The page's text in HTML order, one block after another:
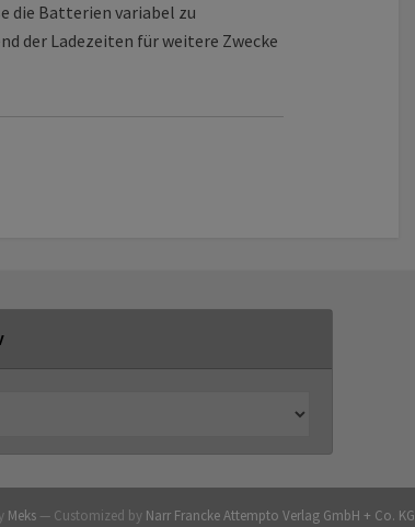
die Batterien variabel zu
der Ladezeiten für weitere Zwecke
Meks — Customized by Narr Francke Attempto Verlag GmbH + Co. KG